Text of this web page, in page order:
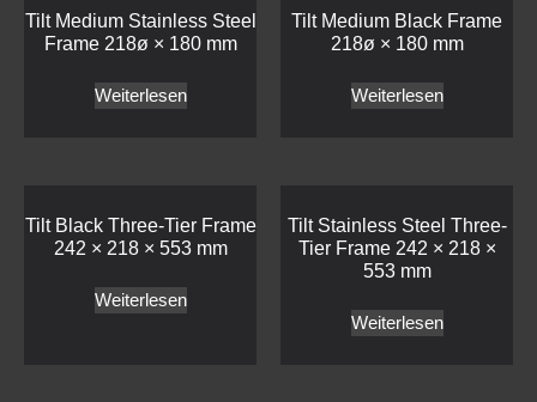
Tilt Medium Stainless Steel
Frame 218ø × 180 mm
Weiterlesen
Tilt Medium Black Frame
218ø × 180 mm
Weiterlesen
Tilt Black Three-Tier Frame
242 × 218 × 553 mm
Weiterlesen
Tilt Stainless Steel Three-
Tier Frame 242 × 218 ×
553 mm
Weiterlesen